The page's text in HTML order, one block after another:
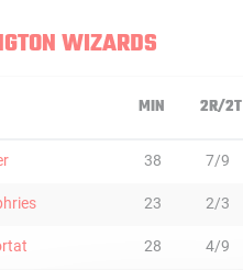
WIZARDS
MIN 2R/2T
38 7/9
23 2/3
28 4/9